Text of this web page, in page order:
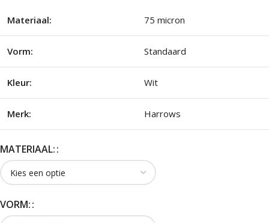
Materiaal: 75 micron
Vorm: Standaard
Kleur: Wit
Merk: Harrows
MATERIAAL:
VORM: